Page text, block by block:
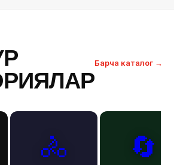
Барча каталог →
🚴 🔄